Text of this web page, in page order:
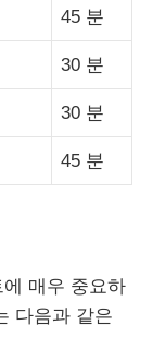
45 분
30 분
30 분
45 분
매우 중요하
다음과 같은